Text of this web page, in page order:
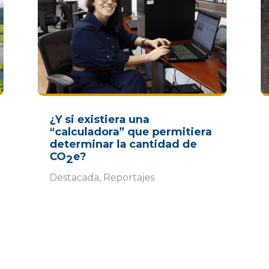
¿Y si existiera una
“calculadora” que permitiera
determinar la cantidad de
CO2e?
Destacada, Reportajes